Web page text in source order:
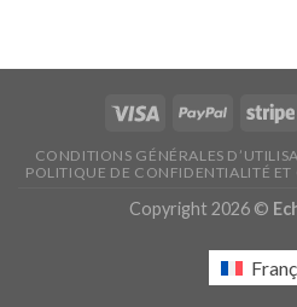
CONDITIONS GÉNÉRALES
POLITIQUE DE CONFIDENTIALITÉ ET
Copyright 2026 ©